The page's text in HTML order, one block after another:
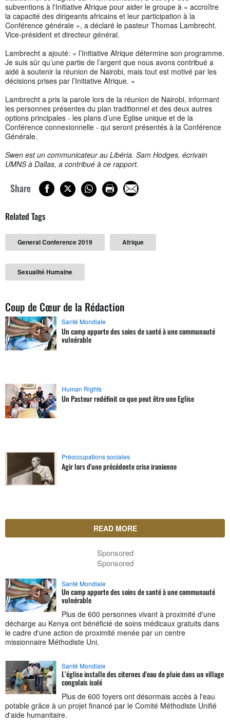
subventions à l'Initiative Afrique pour aider le groupe à « accroître
la capacité des dirigeants africains et leur participation à la
Conférence générale », a déclaré le pasteur Thomas Lambrecht.
Vice-président et directeur général.
Lambrecht a ajouté: « l’Initiative Afrique détermine son programme.
Je suis sûr qu’une partie de l’argent que nous avons contribué a
aidé à soutenir la réunion de Nairobi, mais tout est motivé par les
décisions prises par l’Initiative Afrique. »
Lambrecht a pris la parole lors de la réunion de Nairobi, informant
les personnes présentes du plan traditionnel et des deux autres
options principales - les plans d’une Eglise unique et de la
Conférence connexionnelle - qui seront présentés à la Conférence
Générale.
Swen est un communicateur au Libéria. Sam Hodges, écrivain
UMNS à Dallas, a contribué à ce rapport.
Share
Related Tags
General Conference 2019 Afrique
Sexualité Humaine
Coup de Cœur de la Rédaction
Santé Mondiale
Un camp apporte des soins de santé à une communauté
vulnérable
Human Rights
Un Pasteur redéfinit ce que peut être une Eglise
Préoccupations sociales
Agir lors d'une précédente crise iranienne
READ MORE
Sponsored
Sponsored
Santé Mondiale
Un camp apporte des soins de santé à une communauté
vulnérable
Plus de 600 personnes vivant à proximité d'une
décharge au Kenya ont bénéficié de soins médicaux gratuits dans
le cadre d'une action de proximité menée par un centre
missionnaire Méthodiste Uni.
Santé Mondiale
L’église installe des citernes d'eau de pluie dans un village
congolais isolé
Plus de 600 foyers ont désormais accès à l'eau
potable grâce à un projet financé par le Comité Méthodiste Unifié
d'aide humanitaire.